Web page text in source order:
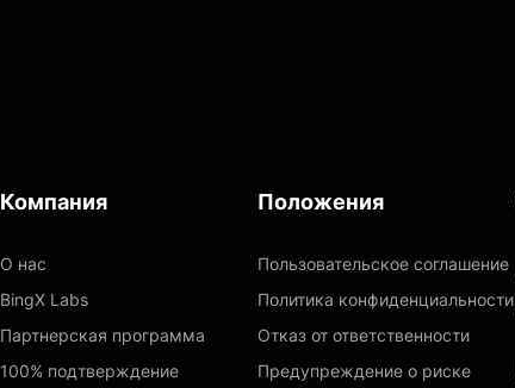
Компания
О нас
BingX Labs
Партнерская программа
100% подтверждение
Положения
Пользовательское соглашение
Политика конфиденциальности
Отказ от ответственности
Предупреждение о риске